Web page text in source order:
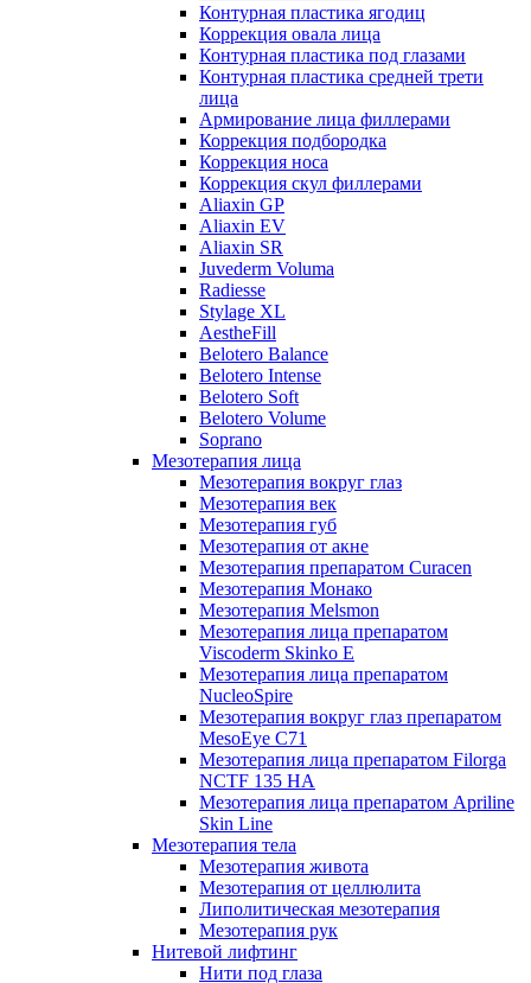
Контурная пластика ягодиц
Коррекция овала лица
Контурная пластика под глазами
Контурная пластика средней трети
лица
Армирование лица филлерами
Коррекция подбородка
Коррекция носа
Коррекция скул филлерами
Aliaxin GP
Aliaxin EV
Aliaxin SR
Juvederm Voluma
Radiesse
Stylage XL
AestheFill
Belotero Balance
Belotero Intense
Belotero Soft
Belotero Volume
Soprano
Мезотерапия лица
Мезотерапия вокруг глаз
Мезотерапия век
Мезотерапия губ
Мезотерапия от акне
Мезотерапия препаратом Curacen
Мезотерапия Монако
Мезотерапия Melsmon
Мезотерапия лица препаратом
Viscoderm Skinko E
Мезотерапия лица препаратом
NucleoSpire
Мезотерапия вокруг глаз препаратом
MesoEye С71
Мезотерапия лица препаратом Filorga
NCTF 135 HA
Мезотерапия лица препаратом Apriline
Skin Line
Мезотерапия тела
Мезотерапия живота
Мезотерапия от целлюлита
Липолитическая мезотерапия
Мезотерапия рук
Нитевой лифтинг
Нити под глаза